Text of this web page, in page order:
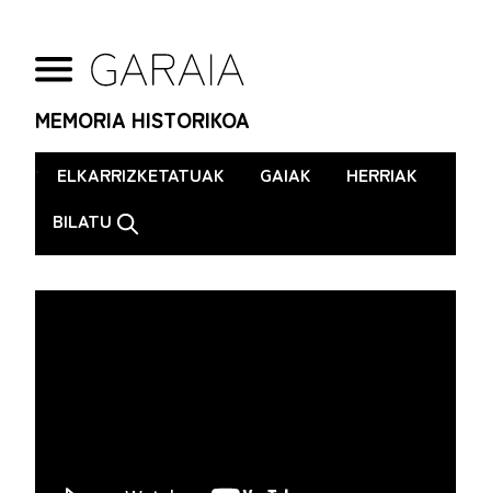
MEMORIA HISTORIKOA
. ELKARRIZKETATUAK GAIAK
HERRIAK
BILATU